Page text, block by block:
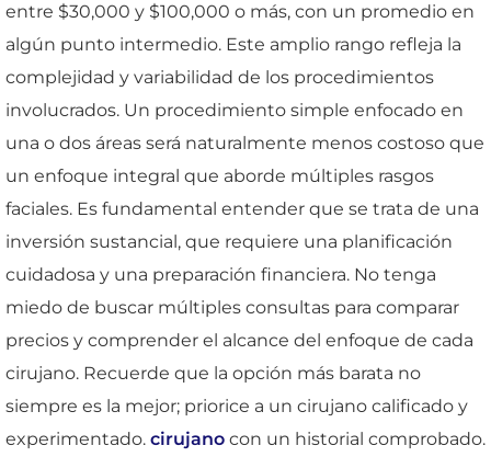
entre $30,000 y $100,000 o más, con un promedio en
algún punto intermedio. Este amplio rango refleja la
complejidad y variabilidad de los procedimientos
involucrados. Un procedimiento simple enfocado en
una o dos áreas será naturalmente menos costoso que
un enfoque integral que aborde múltiples rasgos
faciales. Es fundamental entender que se trata de una
inversión sustancial, que requiere una planificación
cuidadosa y una preparación financiera. No tenga
miedo de buscar múltiples consultas para comparar
precios y comprender el alcance del enfoque de cada
cirujano. Recuerde que la opción más barata no
siempre es la mejor; priorice a un cirujano calificado y
experimentado. cirujano con un historial comprobado.